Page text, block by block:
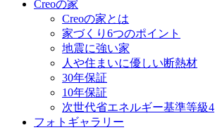
Creoの家
Creoの家とは
家づくり6つのポイント
地震に強い家
人や住まいに優しい断熱材
30年保証
10年保証
次世代省エネルギー基準等級4
フォトギャラリー